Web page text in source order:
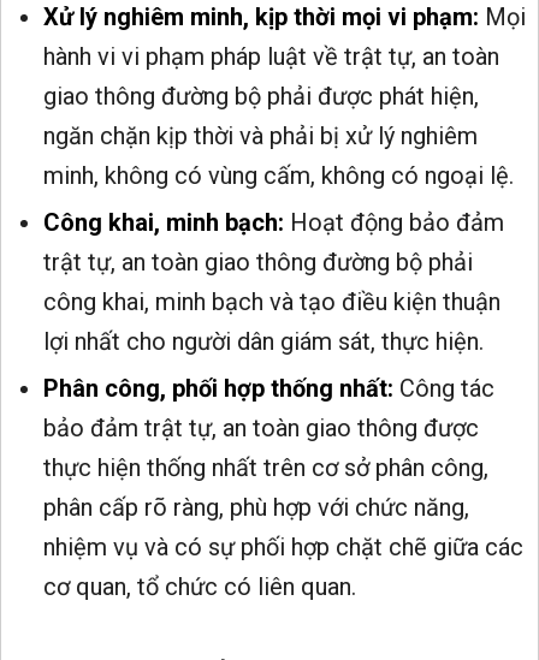
Xử lý nghiêm minh, kịp thời mọi vi phạm: Mọi
hành vi vi phạm pháp luật về trật tự, an toàn
giao thông đường bộ phải được phát hiện,
ngăn chặn kịp thời và phải bị xử lý nghiêm
minh, không có vùng cấm, không có ngoại lệ.
Công khai, minh bạch: Hoạt động bảo đảm
trật tự, an toàn giao thông đường bộ phải
công khai, minh bạch và tạo điều kiện thuận
lợi nhất cho người dân giám sát, thực hiện.
Phân công, phối hợp thống nhất: Công tác
bảo đảm trật tự, an toàn giao thông được
thực hiện thống nhất trên cơ sở phân công,
phân cấp rõ ràng, phù hợp với chức năng,
nhiệm vụ và có sự phối hợp chặt chẽ giữa các
cơ quan, tổ chức có liên quan.